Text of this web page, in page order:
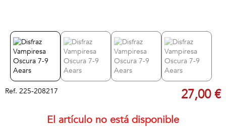
Ref. 225-208217 27,00 €
El artículo no está disponible